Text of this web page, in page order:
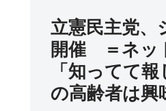
立憲民主党
開催 ＝ネッ
「知ってて
の高齢者は興